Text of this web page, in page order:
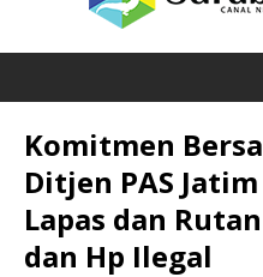
Komitmen
Ditjen PAS
Lapas dan
dan Hp Ilegal